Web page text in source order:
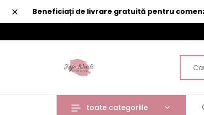
Beneficiați de livrare gratuită pentru
Închide
toate categoriile